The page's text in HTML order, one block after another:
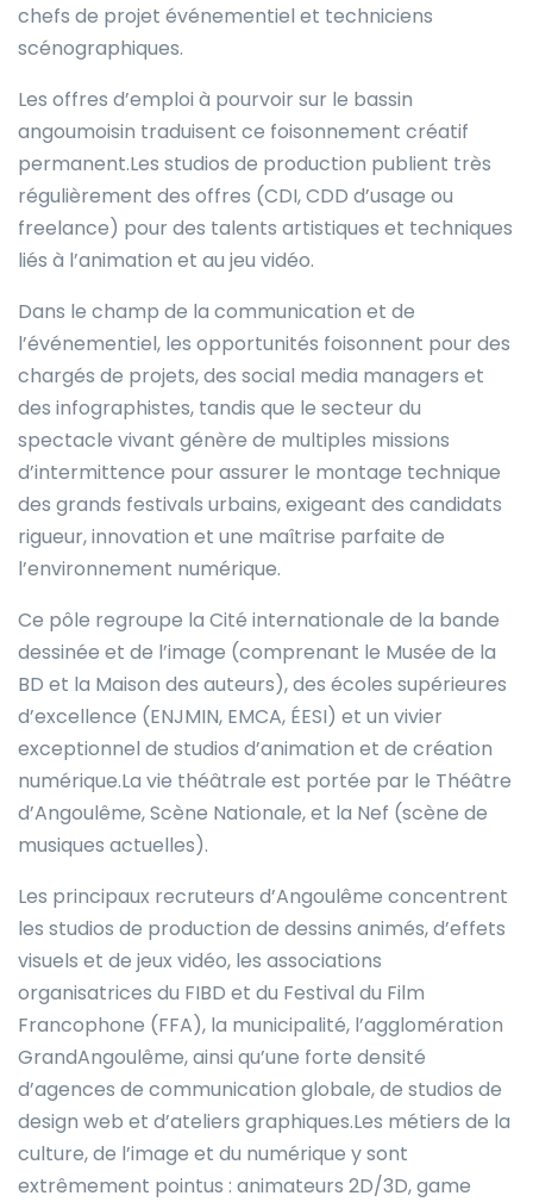
chefs de projet événementiel et techniciens
scénographiques.
Les offres d’emploi à pourvoir sur le bassin
angoumoisin traduisent ce foisonnement créatif
permanent.Les studios de production publient très
régulièrement des offres (CDI, CDD d’usage ou
freelance) pour des talents artistiques et techniques
liés à l’animation et au jeu vidéo.
Dans le champ de la communication et de
l’événementiel, les opportunités foisonnent pour des
chargés de projets, des social media managers et
des infographistes, tandis que le secteur du
spectacle vivant génère de multiples missions
d’intermittence pour assurer le montage technique
des grands festivals urbains, exigeant des candidats
rigueur, innovation et une maîtrise parfaite de
l’environnement numérique.
Ce pôle regroupe la Cité internationale de la bande
dessinée et de l’image (comprenant le Musée de la
BD et la Maison des auteurs), des écoles supérieures
d’excellence (ENJMIN, EMCA, ÉESI) et un vivier
exceptionnel de studios d’animation et de création
numérique.La vie théâtrale est portée par le Théâtre
d’Angoulême, Scène Nationale, et la Nef (scène de
musiques actuelles).
Les principaux recruteurs d’Angoulême concentrent
les studios de production de dessins animés, d’effets
visuels et de jeux vidéo, les associations
organisatrices du FIBD et du Festival du Film
Francophone (FFA), la municipalité, l’agglomération
GrandAngoulême, ainsi qu’une forte densité
d’agences de communication globale, de studios de
design web et d’ateliers graphiques.Les métiers de la
culture, de l’image et du numérique y sont
extrêmement pointus : animateurs 2D/3D, game